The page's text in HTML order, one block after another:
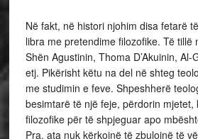
Në fakt, në histori njohim disa fetarë
libra me pretendime filozofike. Të tillë
Shën Agustinin, Thoma D’Akuinin,
etj. Pikërisht këtu na del në shteg
me studimin e feve. Shpeshherë
besimtarë të një feje, përdorin mjetet,
filozofike për të shpjeguar apo
Pra, ata nuk kërkojnë të zbulojnë të